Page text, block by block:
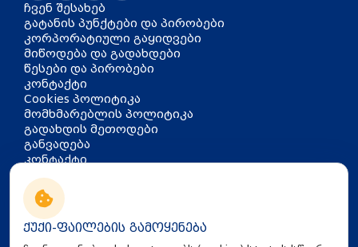
კონტაქტი
თბილისი, აკაკი წერეთლის
გამზირი 126
info@mira.ge
032 235 60 01
ჩვენ შესახებ
გატანის პუნქტები და პირობები
კორპორატიული გაყიდვები
მიწოდება და გადახდები
წესები და პირობები
კონტაქტი
Cookies პოლიტიკა
მომხმარებლის პოლიტიკა
გადახდის მეთოდები
განვადება
ქუქი-ფაილების გამოყენება